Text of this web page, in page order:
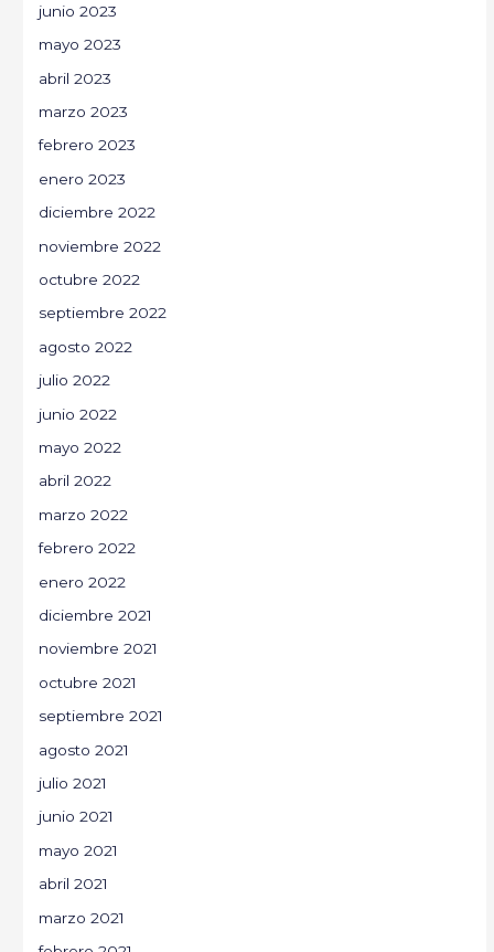
junio 2023
mayo 2023
abril 2023
marzo 2023
febrero 2023
enero 2023
diciembre 2022
noviembre 2022
octubre 2022
septiembre 2022
agosto 2022
julio 2022
junio 2022
mayo 2022
abril 2022
marzo 2022
febrero 2022
enero 2022
diciembre 2021
noviembre 2021
octubre 2021
septiembre 2021
agosto 2021
julio 2021
junio 2021
mayo 2021
abril 2021
marzo 2021